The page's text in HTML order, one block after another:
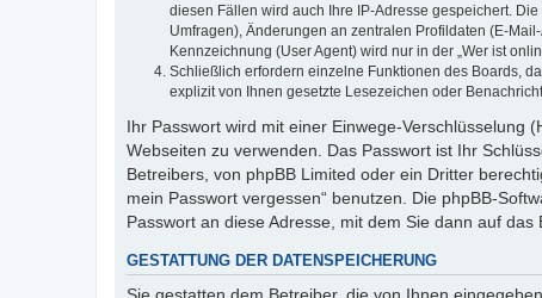
diesen Fällen wird auch Ihre IP-Adresse gespeichert.
Umfragen), Änderungen an zentralen Profildaten (E-
Kennzeichnung (User Agent) wird nur in der „Wer ist
Schließlich erfordern einzelne Funktionen des Boards,
explizit von Ihnen gesetzte Lesezeichen oder
Ihr Passwort wird mit einer Einwege-Verschlüsselung
Webseiten zu verwenden. Das Passwort ist Ihr
Betreibers, von phpBB Limited oder ein Dritter
mein Passwort vergessen“ benutzen. Die phpBB-
Passwort an diese Adresse, mit dem Sie dann auf das
GESTATTUNG DER DATENSPEICHERUNG